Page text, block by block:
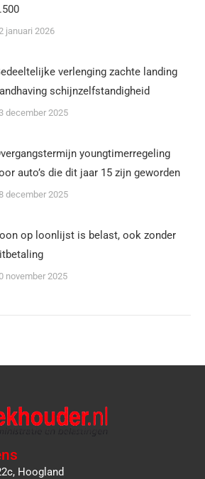
januari 2026
verlenging zachte landing
schijnzelfstandigheid
december 2025
youngtimerregeling
auto’s die dit jaar 15 zijn geworden
december 2025
op loonlijst is belast, ook zonder
november 2025
Hoogland